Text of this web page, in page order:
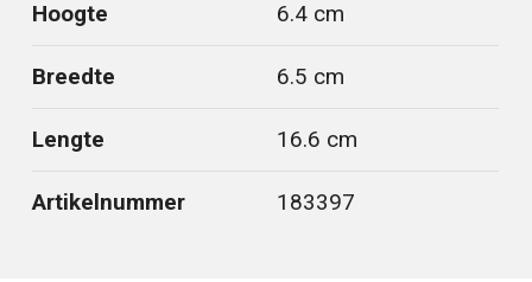
Hoogte 6.4 cm
Breedte 6.5 cm
Lengte 16.6 cm
Artikelnummer 183397